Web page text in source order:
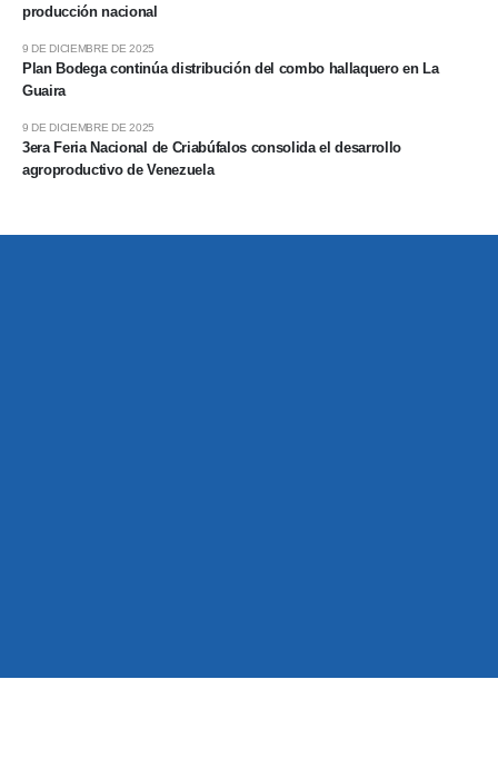
producción nacional
Plan Bodega continúa distribución del combo hallaquero en La
Guaira
9 DE DICIEMBRE DE 2025
3era Feria Nacional de Criabúfalos consolida el desarrollo
agroproductivo de Venezuela
9 DE DICIEMBRE DE 2025